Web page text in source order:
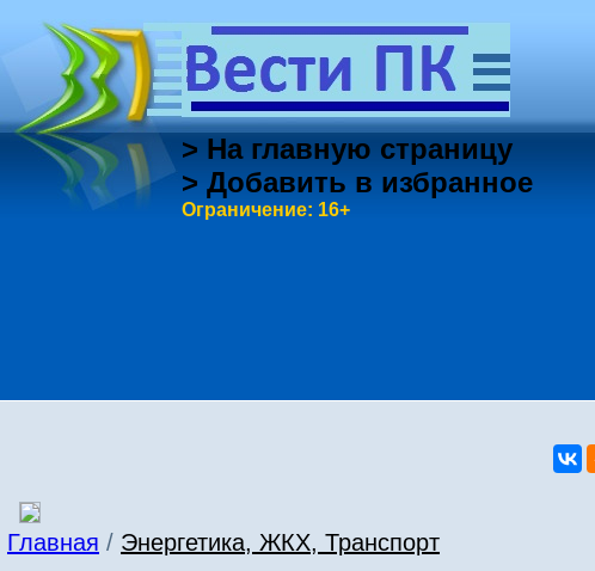
> На главную страницу
> Добавить в избранное
Ограничение: 16+
Главная / Энергетика, ЖКХ, Транспорт